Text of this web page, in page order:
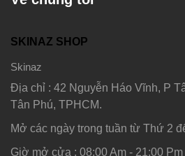
SKINAZ SHOP
Skinaz
Địa chỉ : 42 Nguyễn Háo Vĩnh, P
Tân Phú, TPHCM.
Mở các ngày trong tuần từ Thứ 2
Giờ mở cửa : 08:00 Am - 21:00 Pm